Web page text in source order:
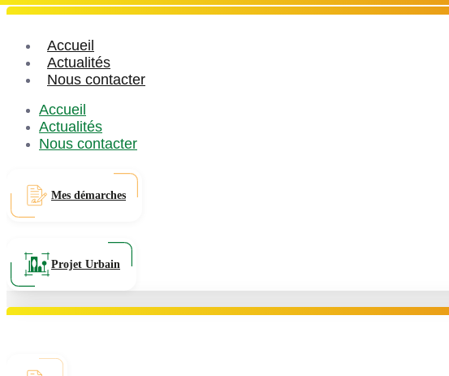
Accueil
Actualités
Nous contacter
Accueil
Actualités
Nous contacter
Mes démarches
Projet Urbain